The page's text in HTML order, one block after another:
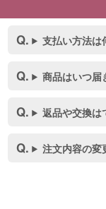
支払い方法は
商品はいつ届
返品や交換は
注文内容の変